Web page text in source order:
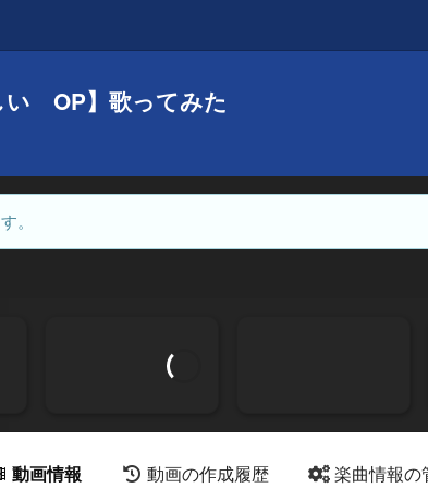
い OP】歌ってみた
。
動画情報 動画の作成履歴 楽曲情報の